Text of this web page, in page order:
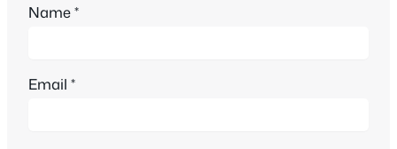
Name*
Email *